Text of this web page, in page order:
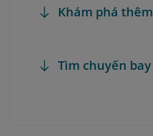
Khám phá thêm
Tìm chuyến bay